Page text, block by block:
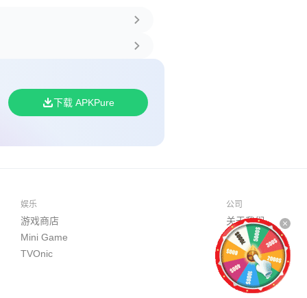
下载 APKPure
娱乐
游戏商店
Mini Game
TVOnic
公司
关于我们
开发者平台
商务合作
联系我们